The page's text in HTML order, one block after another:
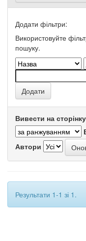
Додати фільтри:
Використовуйте
пошуку.
Вивести на сторінку
Автори
Результати 1-1 зі 1.